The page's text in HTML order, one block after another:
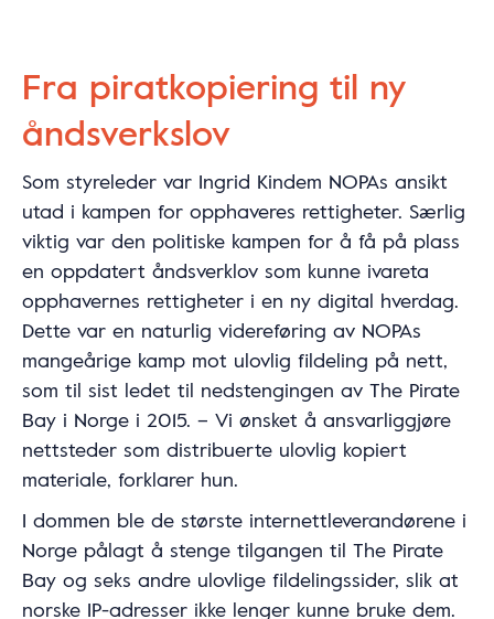
Fra piratkopiering til ny
åndsverkslov
Som styreleder var Ingrid Kindem NOPAs ansikt
utad i kampen for opphaveres rettigheter. Særlig
viktig var den politiske kampen for å få på plass
en oppdatert åndsverklov som kunne ivareta
opphavernes rettigheter i en ny digital hverdag.
Dette var en naturlig videreføring av NOPAs
mangeårige kamp mot ulovlig fildeling på nett,
som til sist ledet til nedstengingen av The Pirate
Bay i Norge i 2015. – Vi ønsket å ansvarliggjøre
nettsteder som distribuerte ulovlig kopiert
materiale, forklarer hun.
I dommen ble de største internettleverandørene i
Norge pålagt å stenge tilgangen til The Pirate
Bay og seks andre ulovlige fildelingssider, slik at
norske IP-adresser ikke lenger kunne bruke dem.